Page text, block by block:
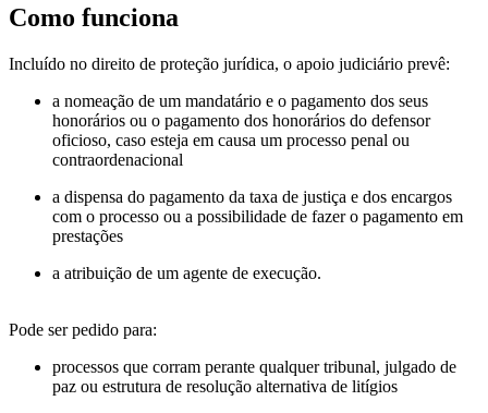
Como funciona
Incluído no direito de proteção jurídica, o apoio judiciário prevê:
a nomeação de um mandatário e o pagamento dos seus
honorários ou o pagamento dos honorários do defensor
oficioso, caso esteja em causa um processo penal ou
contraordenacional
a dispensa do pagamento da taxa de justiça e dos encargos
com o processo ou a possibilidade de fazer o pagamento em
prestações
a atribuição de um agente de execução.
Pode ser pedido para:
processos que corram perante qualquer tribunal, julgado de
paz ou estrutura de resolução alternativa de litígios